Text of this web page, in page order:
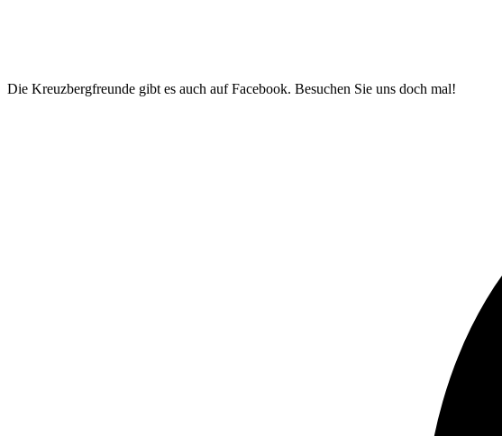
Die Kreuzbergfreunde gibt es auch auf Facebook. Besuchen Sie uns doch mal!